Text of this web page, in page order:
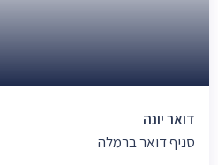
דואר יונה
סניף דואר ברמלה